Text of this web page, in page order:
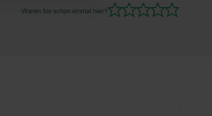
Waren Sie schon einmal hier?